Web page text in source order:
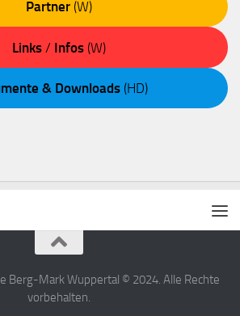
Partner (W)
Links / Infos (W)
& Downloads(HD)
Berg-Mark Wuppertal © 2024. Alle Rechte
vorbehalten.